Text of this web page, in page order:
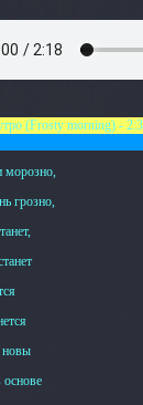
(Frosty morning) -
морозно,
грозно,